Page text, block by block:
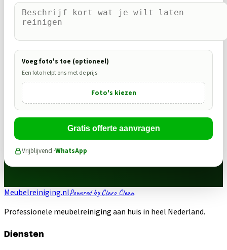
Voeg foto's toe (optioneel)
Een foto helpt ons met de prijs
Foto's kiezen
Gratis offerte aanvragen
Vrijblijvend ·WhatsApp
Meubelreiniging.nlPowered by Claro Clean
Professionele meubelreiniging aan huis in heel Nederland.
Diensten